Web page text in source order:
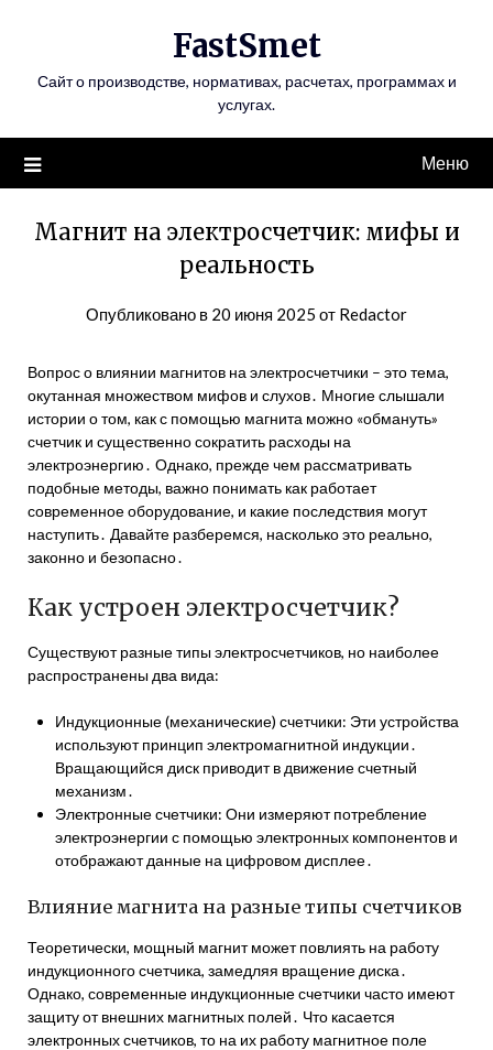
FastSmet
Сайт о производстве, нормативах, расчетах, программах и
услугах.
Меню
Магнит на электросчетчик: мифы и
реальность
Опубликовано в 20 июня 2025 от Redactor
Вопрос о влиянии магнитов на электросчетчики – это тема,
окутанная множеством мифов и слухов․ Многие слышали
истории о том, как с помощью магнита можно «обмануть»
счетчик и существенно сократить расходы на
электроэнергию․ Однако, прежде чем рассматривать
подобные методы, важно понимать как работает
современное оборудование, и какие последствия могут
наступить․ Давайте разберемся, насколько это реально,
законно и безопасно․
Как устроен электросчетчик?
Существуют разные типы электросчетчиков, но наиболее
распространены два вида:
Индукционные (механические) счетчики: Эти устройства
используют принцип электромагнитной индукции․
Вращающийся диск приводит в движение счетный
механизм․
Электронные счетчики: Они измеряют потребление
электроэнергии с помощью электронных компонентов и
отображают данные на цифровом дисплее․
Влияние магнита на разные типы счетчиков
Теоретически, мощный магнит может повлиять на работу
индукционного счетчика, замедляя вращение диска․
Однако, современные индукционные счетчики часто имеют
защиту от внешних магнитных полей․ Что касается
электронных счетчиков, то на их работу магнитное поле